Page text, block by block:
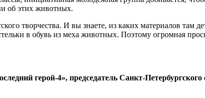
об этих животных.
творчества. И вы знаете, из каких материалов
в обувь из меха животных. Поэтому огромная
герой-4», председатель Санкт-